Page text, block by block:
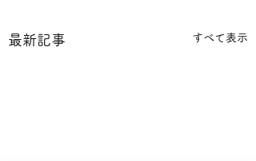
最新記事 すべて表示